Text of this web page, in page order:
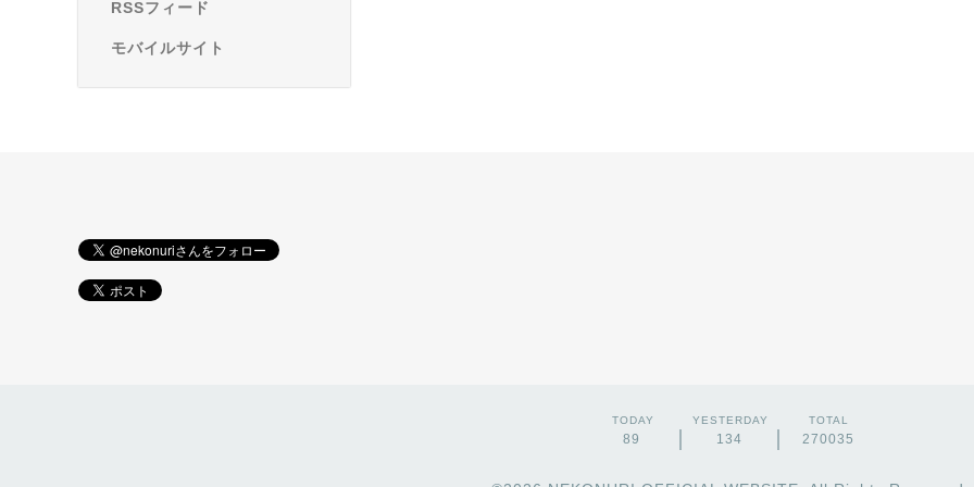
RSSフィード
モバイルサイト
TODAY
89
YESTERDAY
134
TOTAL
270035